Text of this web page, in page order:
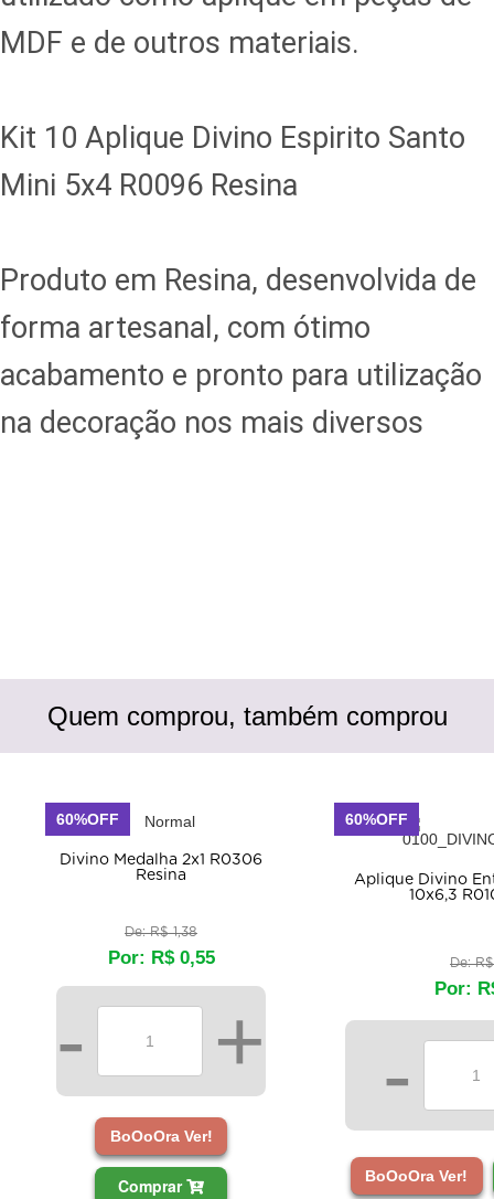
MDF e de outros materiais.
Kit 10 Aplique Divino Espirito Santo
Mini 5x4 R0096 Resina
Produto em Resina, desenvolvida de
forma artesanal, com ótimo
acabamento e pronto para utilização
na decoração nos mais diversos
Quem comprou, também comprou
Divino Medalha 2x1 R0306
Resina
De: R$ 1,38
Por: R$ 0,55
- +
BoOoOra Ver!
Comprar
60%OFF
Aplique Divino
10x6,3
De:
Por:
-
BoOoOra Ver!
60%OFF